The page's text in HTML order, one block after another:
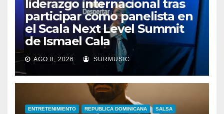
liderazgo internacional tras
participar como panelista en
el Scala Next Level Summit
de Ismael Cala
AGO 8, 2026 SURMUSIC
ENTRETENIMIENTO REPUBLICA DOMINICANA SALSA